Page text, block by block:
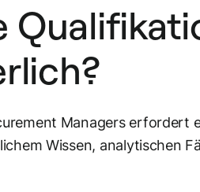
Managers erfordert
Wissen, analytischen